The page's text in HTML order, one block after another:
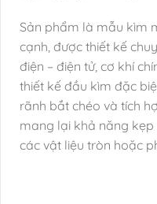
Sản phẩm là mẫu kìm
cạnh, được thiết kế
điện – điện tử, cơ khí
thiết kế đầu kìm đặc
rãnh bắt chéo và tích
mang lại khả năng kẹp
các vật liệu tròn hoặc